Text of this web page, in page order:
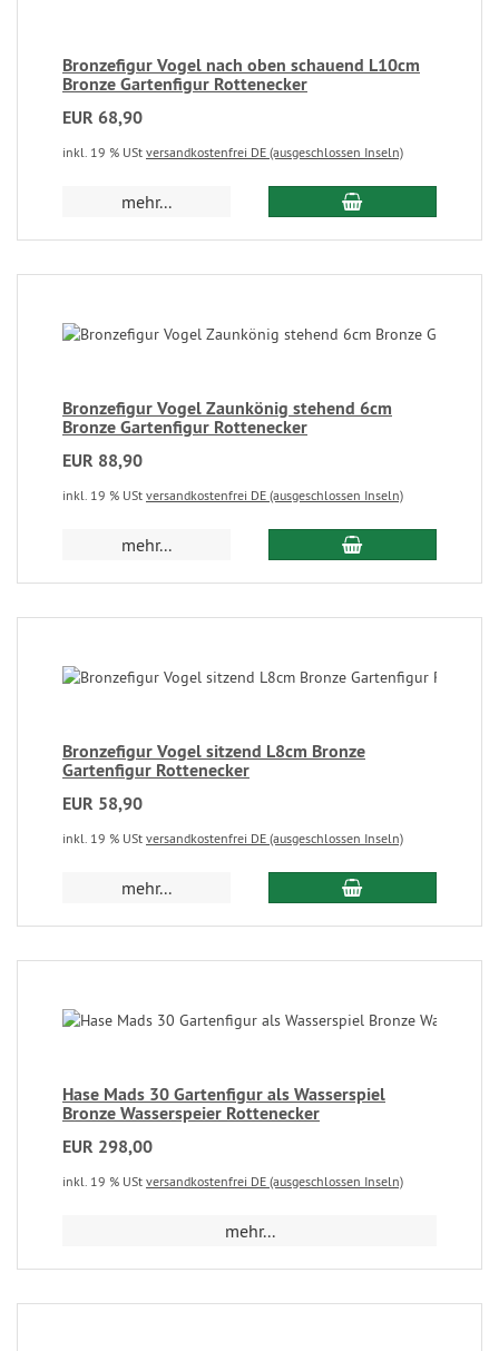
Bronzefigur Vogel nach oben schauend L10cm
Bronze Gartenfigur Rottenecker
EUR 68,90
inkl. 19 % USt versandkostenfrei DE (ausgeschlossen Inseln)
mehr...
Bronzefigur Vogel Zaunkönig stehend 6cm
Bronze Gartenfigur Rottenecker
EUR 88,90
inkl. 19 % USt versandkostenfrei DE (ausgeschlossen Inseln)
mehr...
Bronzefigur Vogel sitzend L8cm Bronze
Gartenfigur Rottenecker
EUR 58,90
inkl. 19 % USt versandkostenfrei DE (ausgeschlossen Inseln)
mehr...
Hase Mads 30 Gartenfigur als Wasserspiel
Bronze Wasserspeier Rottenecker
EUR 298,00
inkl. 19 % USt versandkostenfrei DE (ausgeschlossen Inseln)
mehr...